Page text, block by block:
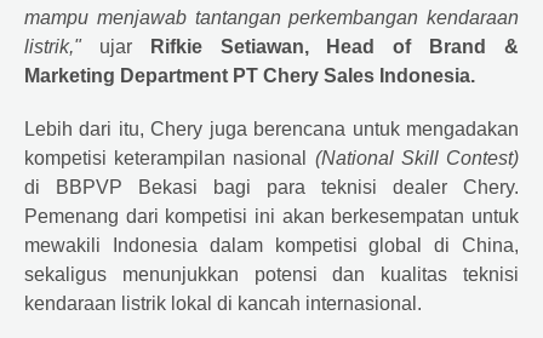
mampu menjawab tantangan perkembangan kendaraan
listrik," ujarRifkie Setiawan, Head of Brand &
Marketing Department PT Chery Sales Indonesia.
Lebih dari itu, Chery juga berencana untuk mengadakan
kompetisi keterampilan nasional (National Skill Contest)
di BBPVP Bekasi bagi para teknisi dealer Chery.
Pemenang dari kompetisi ini akan berkesempatan untuk
mewakili Indonesia dalam kompetisi global di China,
sekaligus menunjukkan potensi dan kualitas teknisi
kendaraan listrik lokal di kancah internasional.